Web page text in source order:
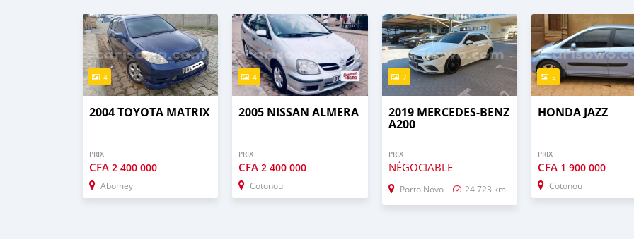
4
2004 TOYOTA MATRIX
PRIX
CFA 2 400 000
Abomey
4
2005 NISSAN ALMERA
PRIX
CFA2 400 000
Cotonou
7
2019 MERCEDES-BENZ
A200
PRIX
NÉGOCIABLE
Porto Novo 24 723 km
5
HONDA JAZZ
PRIX
CFA 1 900 000
Cotonou